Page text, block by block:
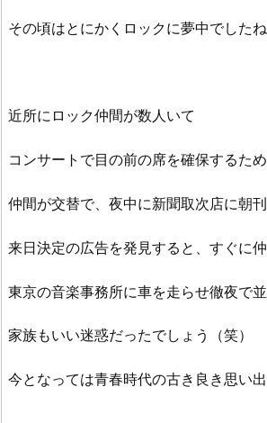
その頃はとにかくロックに夢中でしたね
近所にロック仲間が数人いて
コンサートで目の前の席を確保するた
仲間が交替で、夜中に新聞取次店に朝
来日決定の広告を発見すると、すぐに
東京の音楽事務所に車を走らせ徹夜で並
家族もいい迷惑だったでしょう（笑）
今となっては青春時代の古き良き思い